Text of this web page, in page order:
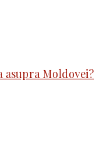
Moldovei?